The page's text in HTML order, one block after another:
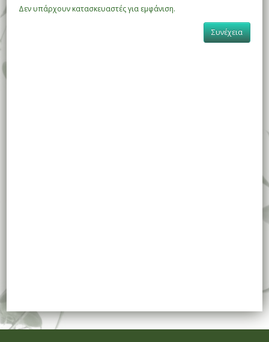
Δεν υπάρχουν κατασκευαστές για εμφάνιση.
Συνέχεια